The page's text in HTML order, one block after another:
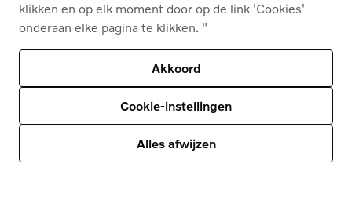
Algemene privacyverklaring voor Volvo Cars
klikken en op elk moment door op de link 'Cookies'
onderaan elke pagina te klikken. "
Akkoord
Cookie-instellingen
Alles afwijzen